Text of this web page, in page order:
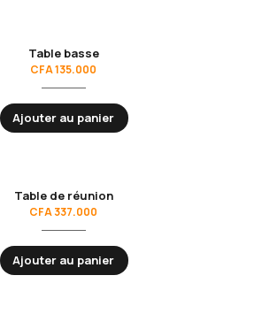
Table basse
CFA135.000
Ajouter au panier
Table de réunion
CFA337.000
Ajouter au panier